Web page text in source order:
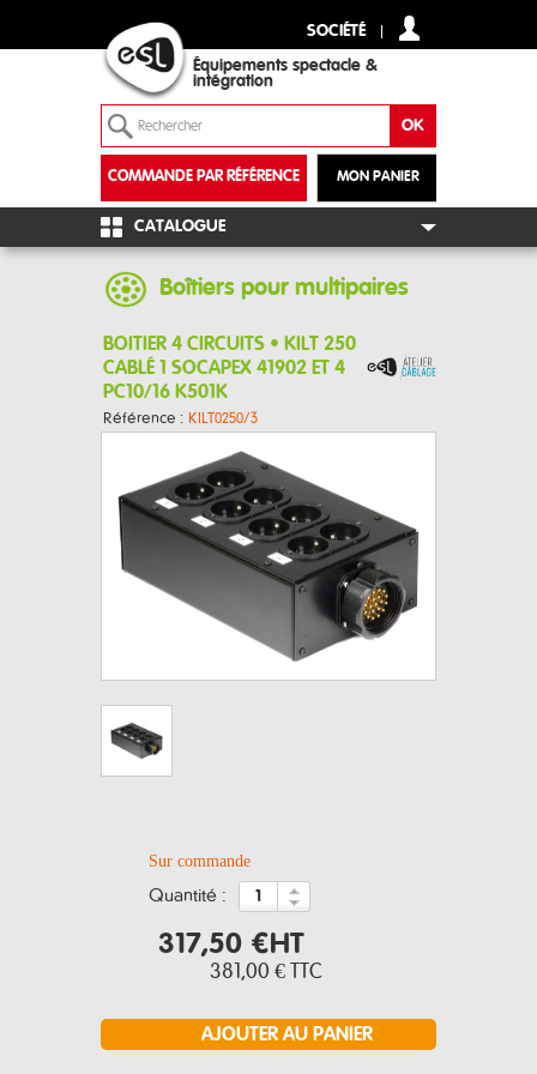
SOCIÉTÉ
Équipements spectacle &
intégration
MON PANIER
COMMANDE PAR RÉFÉRENCE
+
CATALOGUE
Boîtiers pour multipaires
BOITIER 4 CIRCUITS • KILT 250
CABLÉ 1 SOCAPEX 41902 ET 4
PC10/16 K501K
Référence : KILT0250/3
Sur commande
quantité :
317,50 €HT
381,00 € TTC